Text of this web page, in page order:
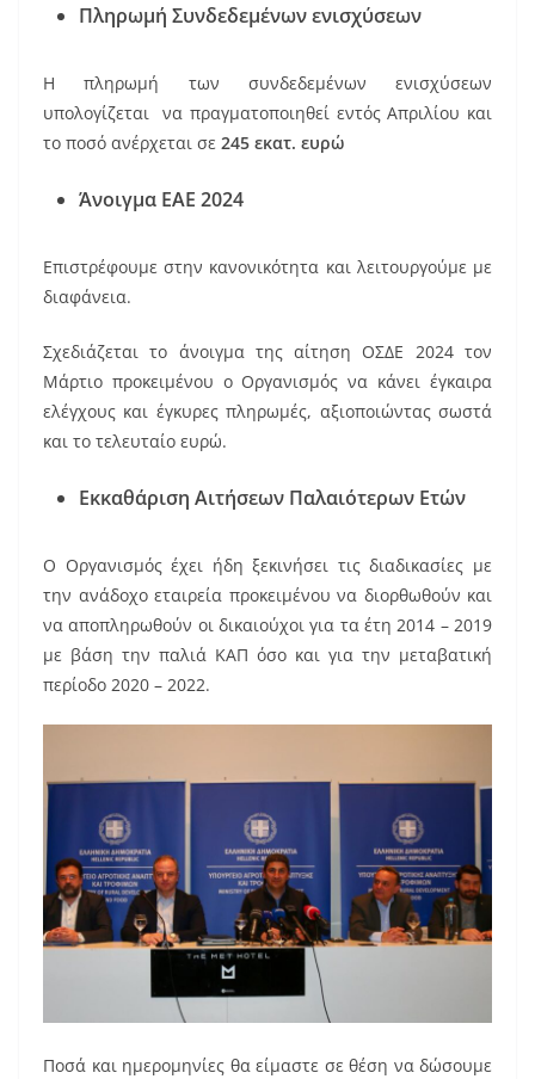
Πληρωμή Συνδεδεμένων ενισχύσεων
Η πληρωμή των συνδεδεμένων ενισχύσεων
υπολογίζεται να πραγματοποιηθεί εντός Απριλίου και
το ποσό ανέρχεται σε 245 εκατ. ευρώ
Άνοιγμα ΕΑΕ 2024
Επιστρέφουμε στην κανονικότητα και λειτουργούμε με
διαφάνεια.
Σχεδιάζεται το άνοιγμα της αίτηση ΟΣΔΕ 2024 τον
Μάρτιο προκειμένου ο Οργανισμός να κάνει έγκαιρα
ελέγχους και έγκυρες πληρωμές, αξιοποιώντας σωστά
και το τελευταίο ευρώ.
Εκκαθάριση Αιτήσεων Παλαιότερων Ετών
Ο Οργανισμός έχει ήδη ξεκινήσει τις διαδικασίες με
την ανάδοχο εταιρεία προκειμένου να διορθωθούν και
να αποπληρωθούν οι δικαιούχοι για τα έτη 2014 – 2019
με βάση την παλιά ΚΑΠ όσο και για την μεταβατική
περίοδο 2020 – 2022.
Ποσά και ημερομηνίες θα είμαστε σε θέση να δώσουμε